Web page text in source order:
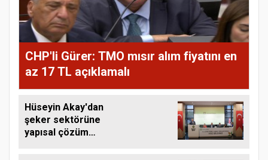
CHP'li Gürer: TMO mısır alım fiyatını en
az 17 TL açıklamalı
Hüseyin Akay'dan
şeker sektörüne
yapısal çözüm